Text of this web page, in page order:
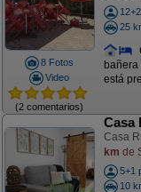
8 Fotos
Video
(2 comentarios)
25
está
Casa
Casa
km de
5+1
10